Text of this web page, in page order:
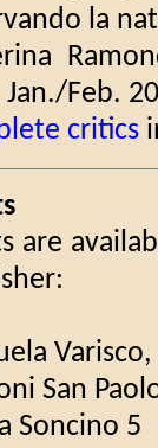
la
Jan./Feb.
critics
are
San
Soncino 5